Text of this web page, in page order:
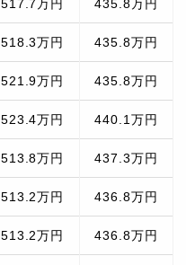
517.7万円 435.8万円
518.3万円 435.8万円
521.9万円 435.8万円
523.4万円 440.1万円
513.8万円 437.3万円
513.2万円 436.8万円
513.2万円 436.8万円